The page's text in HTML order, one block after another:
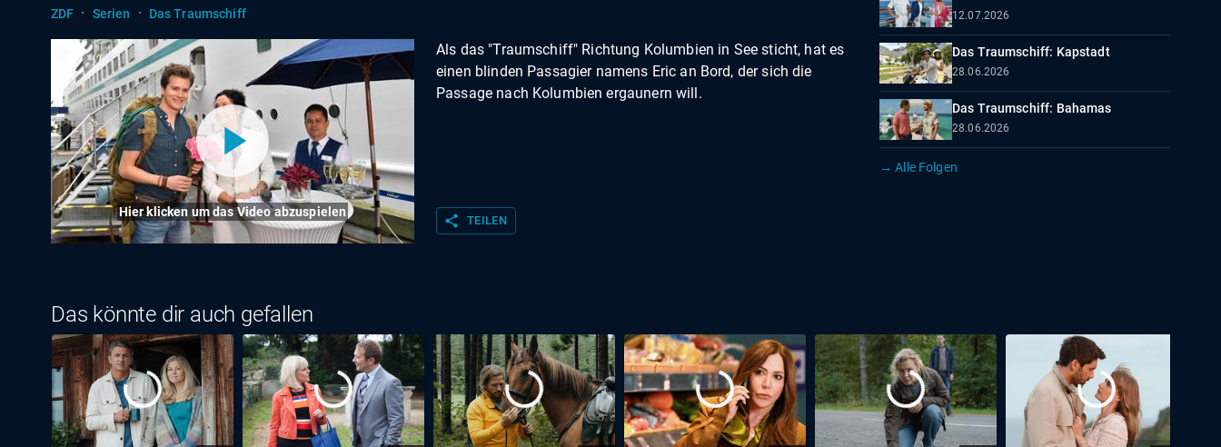
ZDF · Serien · Das Traumschiff
Hier klicken um das Video abzuspielen
Als das "Traumschiff" Richtung Kolumbien in See sticht, hat es
einen blinden Passagier namens Eric an Bord, der sich die
Passage nach Kolumbien ergaunern will.
share TEILEN
12.07.2026
Das Traumschiff: Kapstadt
28.06.2026
Das Traumschiff: Bahamas
28.06.2026
→ Alle Folgen
Das könnte dir auch gefallen